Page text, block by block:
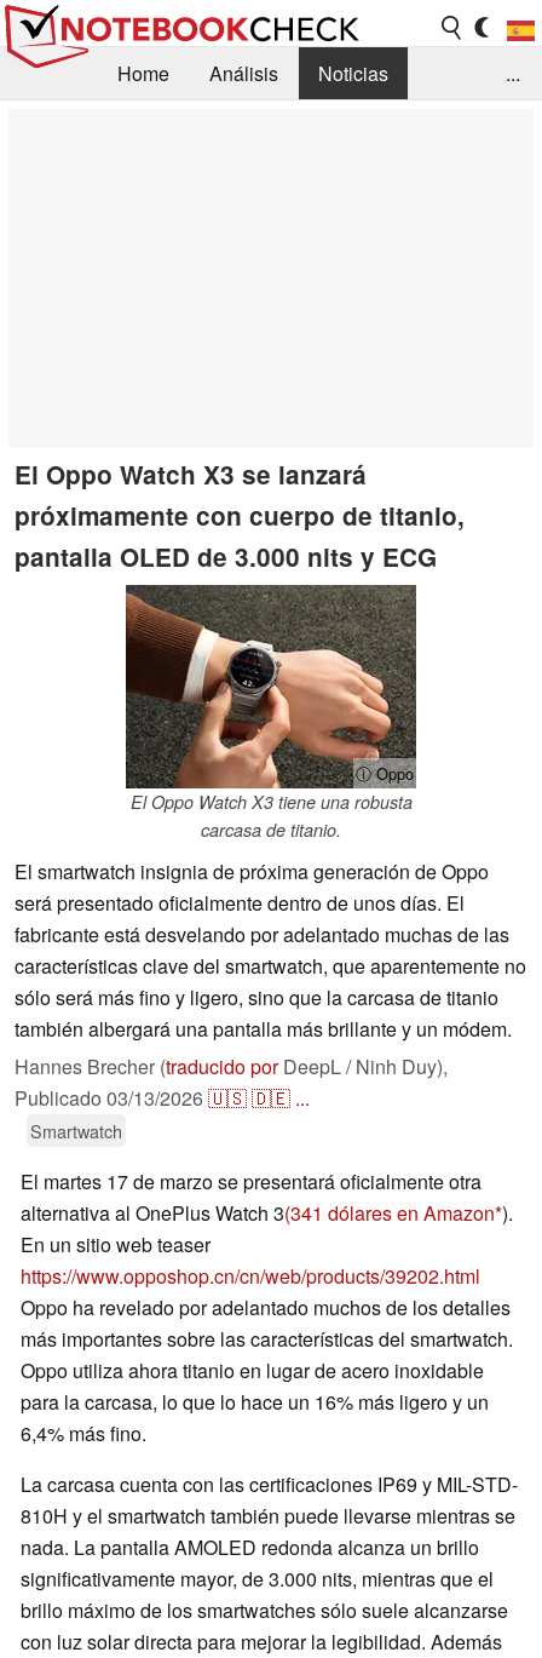
Home Análisis
Noticias
...
El Oppo Watch X3 se lanzará
próximamente con cuerpo de titanio,
pantalla OLED de 3.000 nits y ECG
ⓘ Oppo
El Oppo Watch X3 tiene una robusta
carcasa de titanio.
El smartwatch insignia de próxima generación de Oppo
será presentado oficialmente dentro de unos días. El
fabricante está desvelando por adelantado muchas de las
características clave del smartwatch, que aparentemente no
sólo será más fino y ligero, sino que la carcasa de titanio
también albergará una pantalla más brillante y un módem.
Hannes Brecher (traducido porDeepL / Ninh Duy),
Publicado 03/13/2026🇺🇸🇩🇪 ...
Smartwatch
El martes 17 de marzo se presentará oficialmente otra
alternativa al OnePlus Watch 3(341 dólares en Amazon ).
En un sitio web teaser
https://www.opposhop.cn/cn/web/products/39202.html
Oppo ha revelado por adelantado muchos de los detalles
más importantes sobre las características del smartwatch.
Oppo utiliza ahora titanio en lugar de acero inoxidable
para la carcasa, lo que lo hace un 16% más ligero y un
6,4% más fino.
La carcasa cuenta con las certificaciones IP69 y MIL-STD-
810H y el smartwatch también puede llevarse mientras se
nada. La pantalla AMOLED redonda alcanza un brillo
significativamente mayor, de 3.000 nits, mientras que el
brillo máximo de los smartwatches sólo suele alcanzarse
con luz solar directa para mejorar la legibilidad. Además